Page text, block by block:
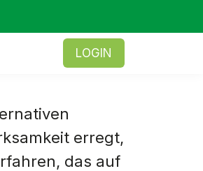
LOGIN
erregt,
das auf